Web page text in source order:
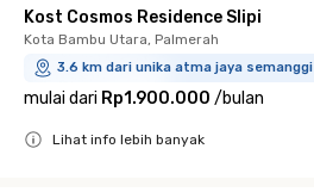
Kost Cosmos Residence Slipi
Kota Bambu Utara, Palmerah
3.6 km dari unika atma jaya semanggi
mulai dari Rp1.900.000 /bulan
Lihat info lebih banyak